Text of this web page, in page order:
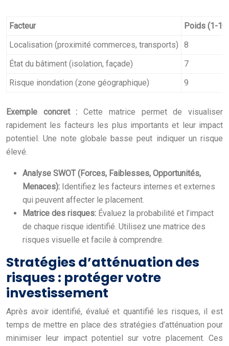
Facteur
Poids (1-10)
Localisation (proximité commerces, transports)
8
État du bâtiment (isolation, façade)
7
Risque inondation (zone géographique)
9
Exemple concret :Cette matrice permet de visualiser
rapidement les facteurs les plus importants et leur impact
potentiel. Une note globale basse peut indiquer un risque
élevé.
Analyse SWOT (Forces, Faiblesses, Opportunités,
Menaces): Identifiez les facteurs internes et externes
qui peuvent affecter le placement.
Matrice des risques: Évaluez la probabilité et l’impact
de chaque risque identifié. Utilisez une matrice des
risques visuelle et facile à comprendre.
Stratégies d’atténuation des
risques : protéger votre
investissement
Après avoir identifié, évalué et quantifié les risques, il est
temps de mettre en place des stratégies d’atténuation pour
minimiser leur impact potentiel sur votre placement. Ces